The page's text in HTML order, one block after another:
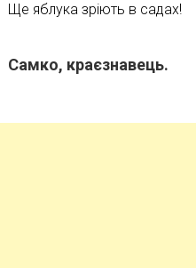
Ще яблука зріють в садах!
Самко, краєзнавець.